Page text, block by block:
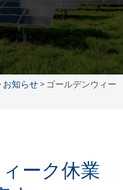
お知らせ > ゴールデンウィー
ーク休業